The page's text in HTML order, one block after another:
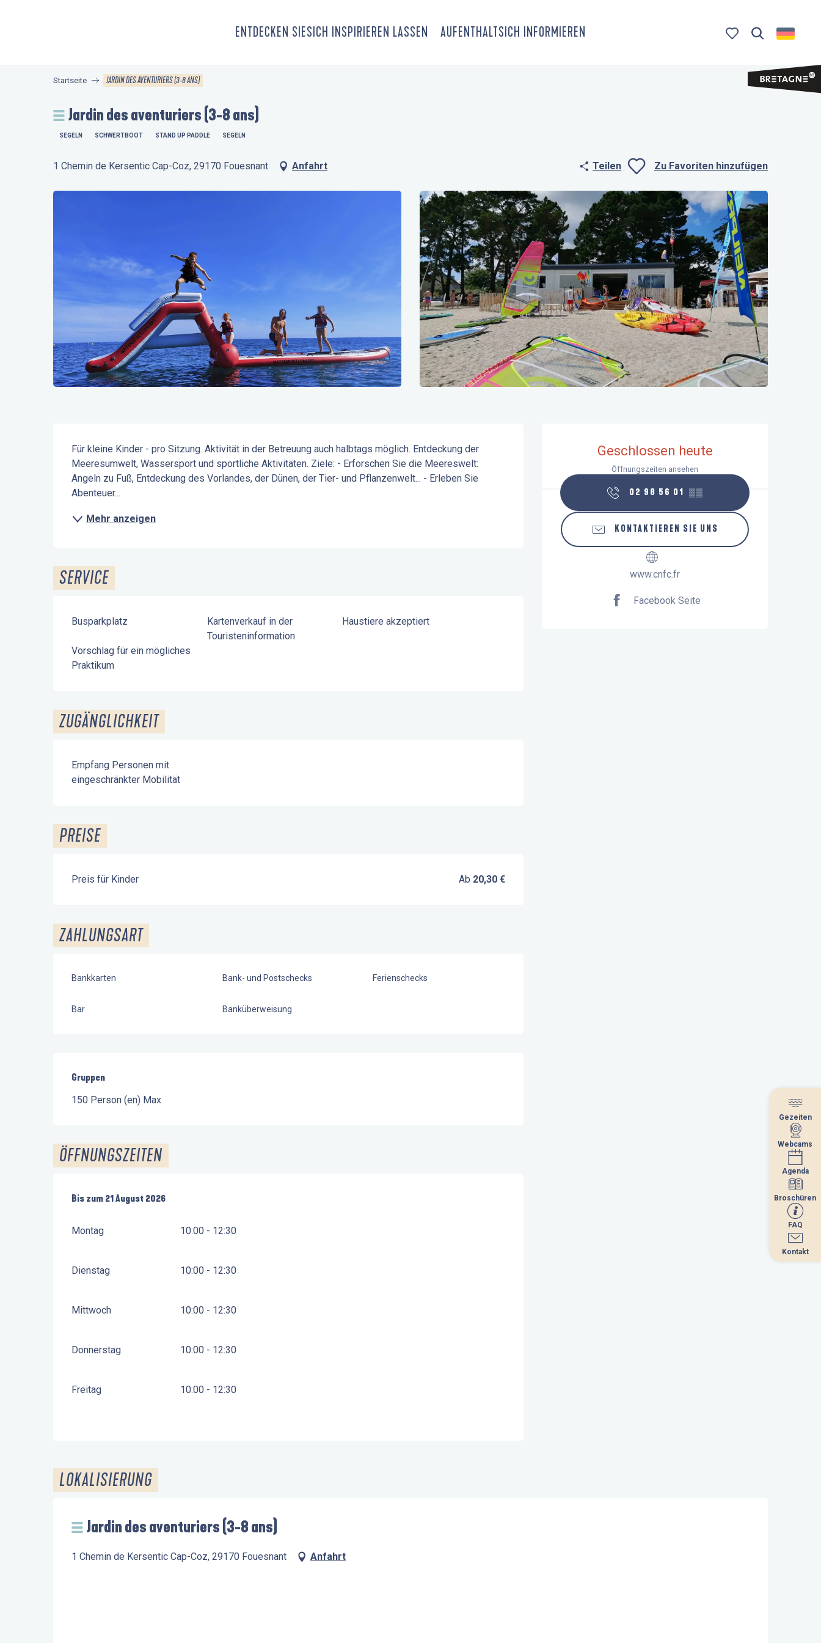
ENTDECKEN SIESICH INSPIRIEREN LASSEN AUFENTHALTSICH INFORMIEREN
Gezeiten
Webcams
Agenda
Broschüren
FAQ
Kontakt
Kontakt
Startseite JARDIN DES AVENTURIERS (3-8 ANS)
Jardin des aventuriers (3-8 ans)
SEGELN SCHWERTBOOT STAND UP PADDLE SEGELN
1 Chemin de Kersentic Cap-Coz, 29170 Fouesnant Anfahrt Teilen
Ajouter aux
Zu Favoriten hinzufügen
Öffnungszeiten & Kontaktdaten
Geschlossen heute
Öffnungszeiten ansehen
02 98 56 01 ▒▒
KONTAKTIEREN SIE UNS
www.cnfc.fr
Facebook Seite
Beschreibung
Für kleine Kinder - pro Sitzung. Aktivität in der Betreuung auch halbtags möglich. Entdeckung der
Meeresumwelt, Wassersport und sportliche Aktivitäten. Ziele: - Erforschen Sie die Meereswelt:
Angeln zu Fuß, Entdeckung des Vorlandes, der Dünen, der Tier- und Pflanzenwelt... - Erleben Sie
Abenteuer...
Mehr anzeigen
SERVICE
Busparkplatz
Kartenverkauf in der
Touristeninformation
Haustiere akzeptiert
Vorschlag für ein mögliches
Praktikum
ZUGÄNGLICHKEIT
Empfang Personen mit
eingeschränkter Mobilität
PREISE
Preis für Kinder Ab 20,30 €
ZAHLUNGSART
Bankkarten Bank- und Postschecks Ferienschecks
Bar Banküberweisung
Gruppen
Gruppen
150 Person (en) Max
ÖFFNUNGSZEITEN
vom6 Juli 2026bis zum21 August 2026
Bis zum 21 August 2026
Montag 10:00 - 12:30
Dienstag 10:00 - 12:30
Mittwoch 10:00 - 12:30
Donnerstag 10:00 - 12:30
Freitag 10:00 - 12:30
LOKALISIERUNG
Jardin des aventuriers (3-8 ans)
1 Chemin de Kersentic Cap-Coz, 29170 Fouesnant Anfahrt